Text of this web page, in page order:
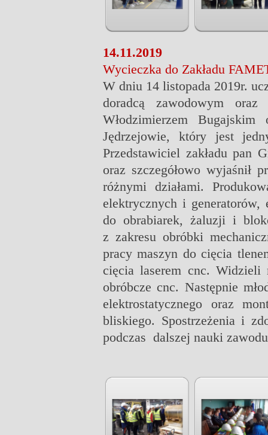
14.11.2019
Wycieczka do Zakładu
W dniu 14 listopada 2019r.
doradcą zawodowym oraz
Włodzimierzem Bugajskim
Jędrzejowie, który jest
Przedstawiciel zakładu pan
oraz szczegółowo wyjaśnił
różnymi działami.
elektrycznych i generatorów,
do obrabiarek, żaluzji i
z zakresu obróbki
pracy maszyn do cięcia
cięcia laserem cnc.
obróbcze cnc. Następnie
elektrostatycznego oraz
bliskiego. Spostrzeżenia i
podczas dalszej nauki